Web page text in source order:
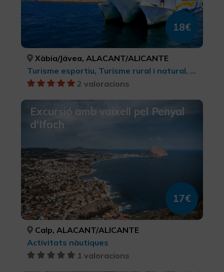
18€
Xàbia/Jávea, ALACANT/ALICANTE
Turisme esportiu, Turisme rural i natural, Activitats nàutiques, Turisme actiu-aventura, Parcs Naturals
2 valoracions
Excursió amb vaixell pel Penyal
d'Ifach
17€
Calp, ALACANT/ALICANTE
Activitats nàutiques
1 valoracions